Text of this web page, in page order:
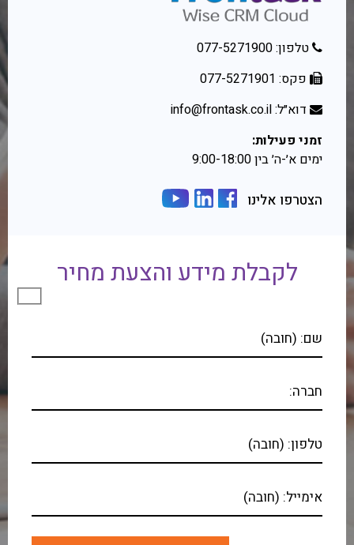
טלפון: 077-5271900
פקס: 077-5271901
דוא״ל: info@frontask.co.il
זמני פעילות:
ימים א׳-ה׳ בין 9:00-18:00
הצטרפו אלינו
לקבלת מידע והצעת מחיר